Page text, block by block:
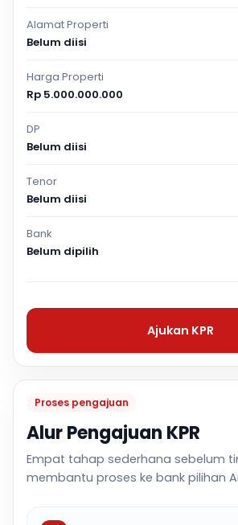
Proses pengajuan
Alur Pengajuan KPR
Empat tahap sederhana sebelum
membantu proses ke bank pilihan
Alamat Properti
Belum diisi
Harga Properti
Rp 5.000.000.000
DP
Belum diisi
Tenor
Belum diisi
Bank
Belum dipilih
Ajukan KPR